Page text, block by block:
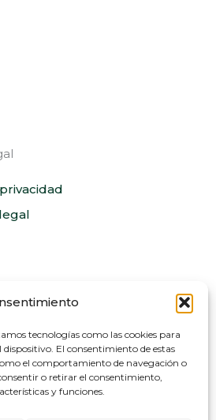
tecnologías como las cookies para
El consentimiento de estas
el comportamiento de navegación o
o retirar el consentimiento,
y funciones.